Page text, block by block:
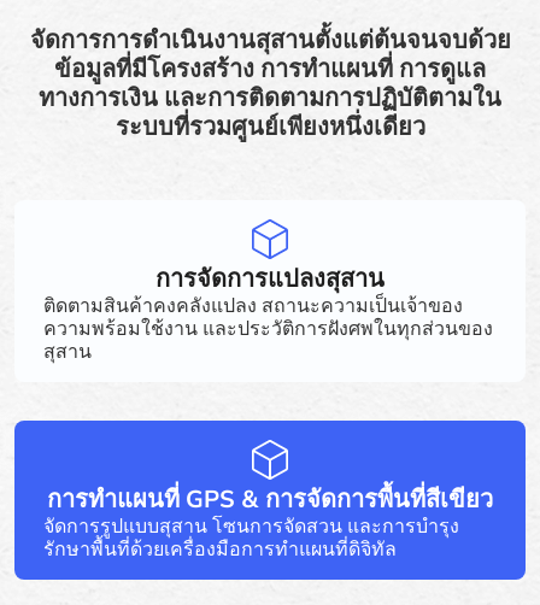
จัดการการดำเนินงานสุสานตั้งแต่ต้นจนจบด้วย
ข้อมูลที่มีโครงสร้าง การทำแผนที่ การดูแล
ทางการเงิน และการติดตามการปฏิบัติตามใน
ระบบที่รวมศูนย์เพียงหนึ่งเดียว
การจัดการแปลงสุสาน
ติดตามสินค้าคงคลังแปลง สถานะความเป็นเจ้าของ
ความพร้อมใช้งาน และประวัติการฝังศพในทุกส่วนของ
สุสาน
การทำแผนที่ GPS & การจัดการพื้นที่สีเขียว
จัดการรูปแบบสุสาน โซนการจัดสวน และการบำรุง
รักษาพื้นที่ด้วยเครื่องมือการทำแผนที่ดิจิทัล